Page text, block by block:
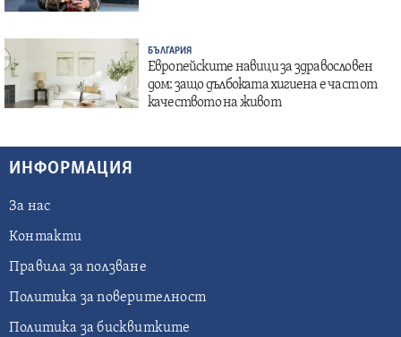
БЪЛГАРИЯ
Европейските навици за здравословен
дом: защо дълбоката хигиена е част от
качеството на живот
ИНФОРМАЦИЯ
За нас
Контакти
Правила за ползване
Политика за поверителност
Политика за бисквитките